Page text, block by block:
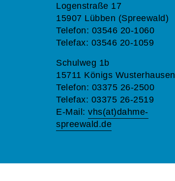
Logenstraße 17
15907 Lübben (Spreewald)
Telefon: 03546 20-1060
Telefax: 03546 20-1059
Schulweg 1b
15711 Königs Wusterhausen
Telefon: 03375 26-2500
Telefax: 03375 26-2519
E-Mail: vhs(at)dahme-
spreewald.de